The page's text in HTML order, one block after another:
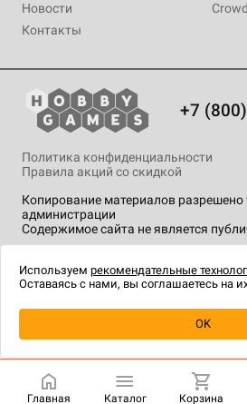
Новости
Контакты
+7
Копирование материалов разрешено
администрации
Содержимое сайта не является
Политика конфиденциальности
Правила акций со скидкой
технологии.
Главная Каталог Корзина
Используем рекомендательные
Оставаясь с нами, вы соглашаетесь на
OK